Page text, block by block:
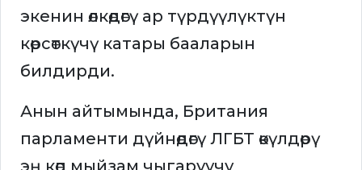
экенин өлкөдөгү ар түрдүүлүктүн
көрсөткүчү катары бааларын
билдирди.
Анын айтымында, Британия
парламенти дүйнөдөгү ЛГБТ өкүлдөрү